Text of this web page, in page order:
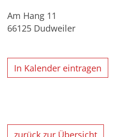
Am Hang 11
66125 Dudweiler
In Kalender eintragen
zurück zur Übersicht